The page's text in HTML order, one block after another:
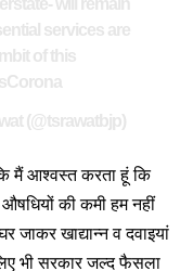
will remain
services are
of this
(@tsrawatbjp)
मैं आश्वस्त करता हूं कि
औषधियों की कमी हम नहीं
खाद्यान्न व दवाइयां
भी सरकार जल्द फैसला